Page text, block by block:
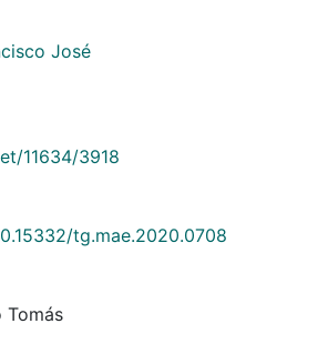
José
11634/3918
tg.mae.2020.0708
Tomás